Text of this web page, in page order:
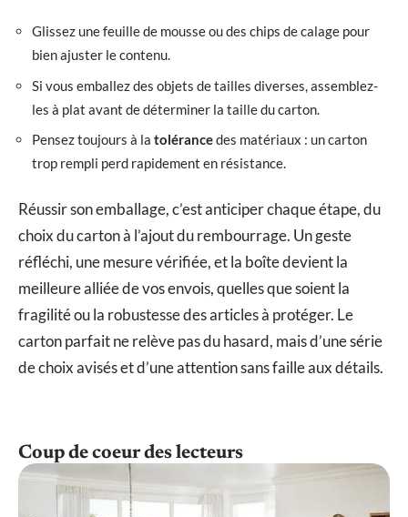
Glissez une feuille de mousse ou des chips de calage pour
bien ajuster le contenu.
Si vous emballez des objets de tailles diverses, assemblez-
les à plat avant de déterminer la taille du carton.
Pensez toujours à la tolérancedes matériaux : un carton
trop rempli perd rapidement en résistance.
Réussir son emballage, c’est anticiper chaque étape, du
choix du carton à l’ajout du rembourrage. Un geste
réfléchi, une mesure vérifiée, et la boîte devient la
meilleure alliée de vos envois, quelles que soient la
fragilité ou la robustesse des articles à protéger. Le
carton parfait ne relève pas du hasard, mais d’une série
de choix avisés et d’une attention sans faille aux détails.
Coup de coeur des lecteurs